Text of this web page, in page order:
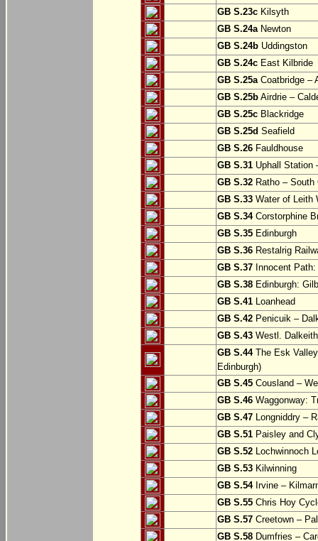
GB S.23c Kilsyth
GB S.24aNewton
GB S.24b Uddingston
GB S.24c East Kilbride
GB S.25aCoatbridge –
GB S.25b Airdrie –
GB S.25c Blackridge
GB S.25d Seafield
GB S.26 Fauldhouse
GB S.31 Uphall Station
GB S.32 Ratho – South
GB S.33 Water of Leith
GB S.34Corstorphine
GB S.35 Edinburgh
GB S.36 Restalrig
GB S.37 Innocent
GB S.38 Edinburgh:
GB S.41 Loanhead
GB S.42 Penicuik –
GB S.43 Westl. Dalkeith
GB S.44The Esk
Edinburgh)
GB S.45 Cousland –
GB S.46 Waggonway:
GB S.47 Longniddry –
GB S.51 Paisley and
GB S.52 Lochwinnoch
GB S.53 Kilwinning
GB S.54Irvine –
GB S.55 Chris Hoy
GB S.57 Creetown –
GB S.58 Dumfries –